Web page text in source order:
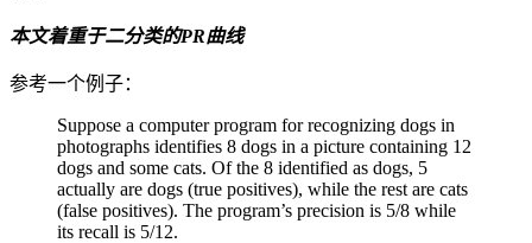
本文着重于二分类的PR曲线
参考一个例子：
Suppose a computer program for recognizing dogs in
photographs identifies 8 dogs in a picture containing 12
dogs and some cats. Of the 8 identified as dogs, 5
actually are dogs (true positives), while the rest are cats
(false positives). The program’s precision is 5/8 while
its recall is 5/12.